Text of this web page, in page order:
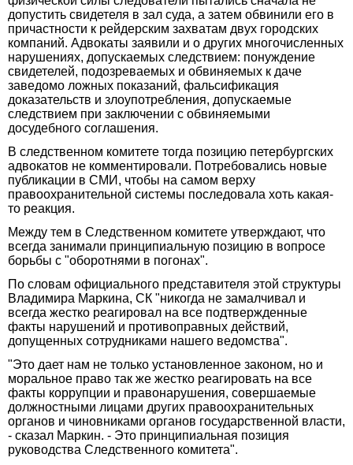
допустить свидетеля в зал суда, а затем обвинили его в
причастности к рейдерским захватам двух городских
компаний. Адвокаты заявили и о других многочисленных
нарушениях, допускаемых следствием: понуждение
свидетелей, подозреваемых и обвиняемых к даче
заведомо ложных показаний, фальсификация
доказательств и злоупотребления, допускаемые
следствием при заключении с обвиняемыми
досудебного соглашения.
В следственном комитете тогда позицию петербургских
адвокатов не комментировали. Потребовались новые
публикации в СМИ, чтобы на самом верху
правоохранительной системы последовала хоть какая-
то реакция.
Между тем в Следственном комитете утверждают, что
всегда занимали принципиальную позицию в вопросе
борьбы с "оборотнями в погонах".
По словам официального представителя этой структуры
Владимира Маркина, СК "никогда не замалчивал и
всегда жестко реагировал на все подтвержденные
факты нарушений и противоправных действий,
допущенных сотрудниками нашего ведомства".
"Это дает нам не только установленное законом, но и
моральное право так же жестко реагировать на все
факты коррупции и правонарушения, совершаемые
должностными лицами других правоохранительных
органов и чиновниками органов государственной власти,
- сказал Маркин. - Это принципиальная позиция
руководства Следственного комитета".